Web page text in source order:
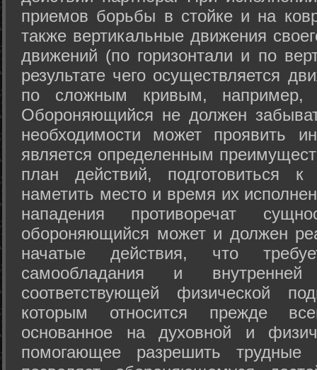
приемов борьбы в стойке и на
также вертикальные движения
движений (по горизонтали и по
результате чего осуществляется
по сложным кривым, например,
Обороняющийся не должен
необходимости может проявить
является определенным
план действий, подготовиться
наметить место и время их
нападения противоречат
обороняющийся может и должен
начатые действия, что
самообладания и
соответствующей физической
которым относится прежде
основанное на духовной и
помогающее разрешить